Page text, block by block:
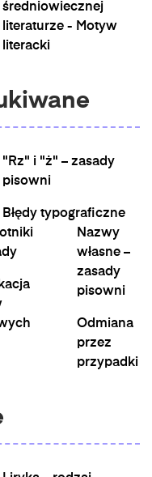
średniowiecznej
literaturze - Motyw
literacki
"Rz" i "ż" – zasady
pisowni
Błędy typograficzne
Nazwy
własne –
zasady
pisowni
Odmiana
przez
przypadki